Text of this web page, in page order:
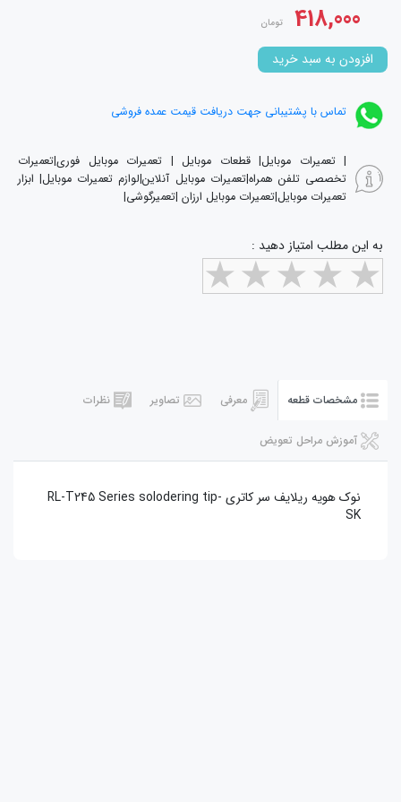
418,000 تومان
افزودن به سبد خرید
تماس با پشتیبانی جهت دریافت قیمت عمده فروشی
| تعمیرات موبایل| قطعات موبایل | تعمیرات موبایل فوری|تعمیرات
تخصصی تلفن همراه|تعمیرات موبایل آنلاین|لوازم تعمیرات موبایل| ابزار
تعمیرات موبایل|تعمیرات موبایل ارزان |تعمیرگوشی|
به این مطلب امتیاز دهید :
مشخصات قطعه معرفی تصاویر نظرات
آموزش مراحل تعویض
نوک هويه ريلايف سر کاتري RL-T245 Series solodering tip-
SK